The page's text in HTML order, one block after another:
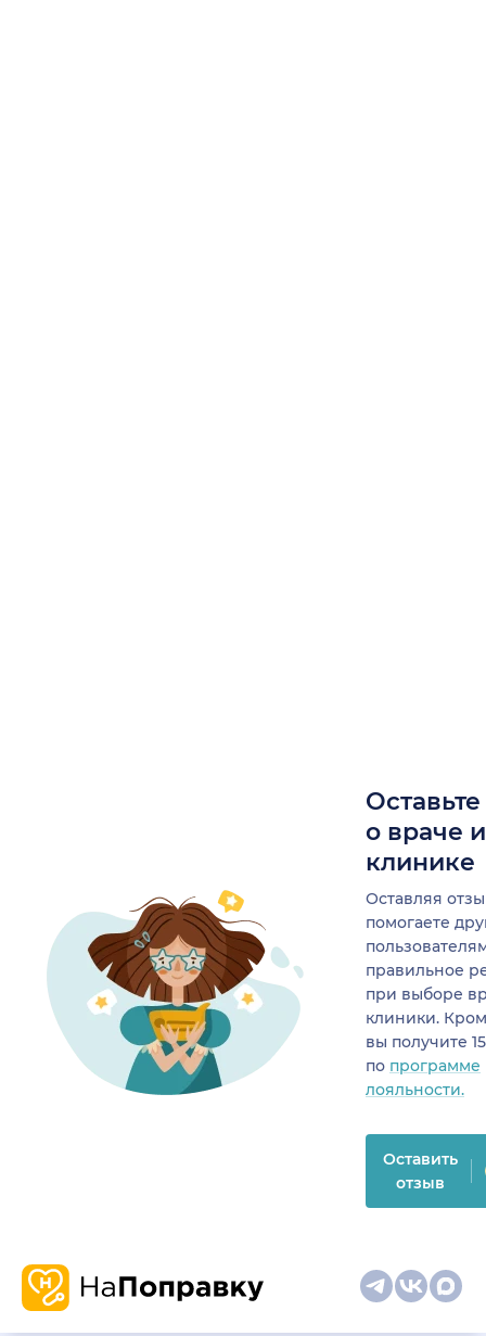
о враче
клинике
Оставляя
помогаете
правильное
при выборе
клиники.
вы получите
по программе
лояльности.
Оставить
отзыв